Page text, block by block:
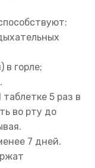
горле;
5 раз в
во рту до
7 дней.